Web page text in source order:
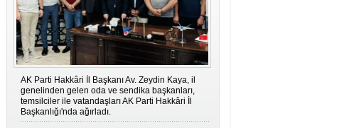
AK Parti Hakkâri İl Başkanı Av. Zeydin Kaya, il
genelinden gelen oda ve sendika başkanları,
temsilciler ile vatandaşları AK Parti Hakkâri İl
Başkanlığı'nda ağırladı.